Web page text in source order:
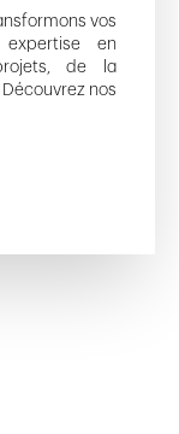
vos
en
de la
nos